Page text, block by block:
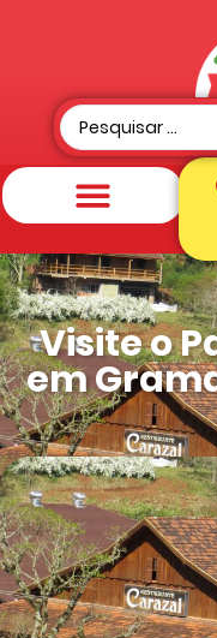
Visite o
em